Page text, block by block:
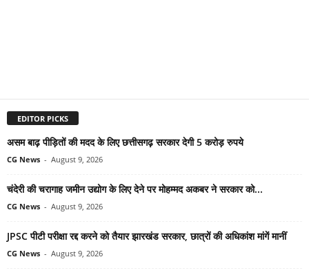
EDITOR PICKS
असम बाढ़ पीड़ितों की मदद के लिए छत्तीसगढ़ सरकार देगी 5 करोड़ रुपये
CG News - August 9, 2026
चंदेरी की चरागाह जमीन उद्योग के लिए देने पर मोहम्मद अकबर ने सरकार को...
CG News - August 9, 2026
JPSC पीटी परीक्षा रद्द करने को तैयार झारखंड सरकार, छात्रों की अधिकांश मांगें मानीं
CG News - August 9, 2026